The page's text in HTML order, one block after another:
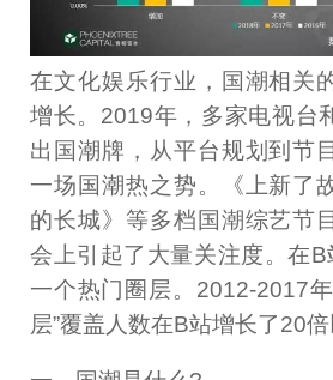
在文化娱乐行业，国潮相关
增长。2019年，多家电视台
出国潮牌，从平台规划到节
一场国潮热之势。《上新了
的长城》等多档国潮综艺节
会上引起了大量关注度。在B
一个热门圈层。2012-2017
层”覆盖人数在B站增长了20倍